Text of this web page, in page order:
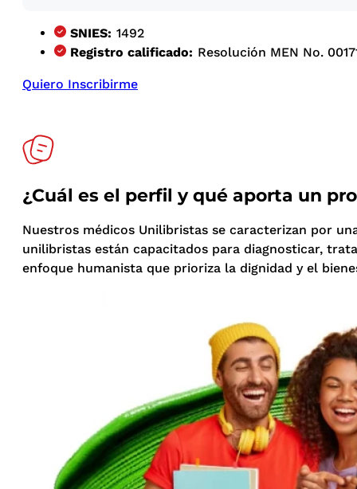
SNIES: 1492
Registro calificado: Resolución MEN No.
Quiero Inscribirme
¿Cuál es el perfil y qué aporta un
Nuestros médicos Unilibristas se caracterizan por
unilibristas están capacitados para diagnosticar,
enfoque humanista que prioriza la dignidad y el